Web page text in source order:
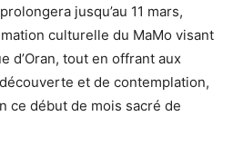
jusqu’au 11 mars,
culturelle du MaMo visant
d’Oran, tout en offrant aux
et de contemplation,
ce début de mois sacré de